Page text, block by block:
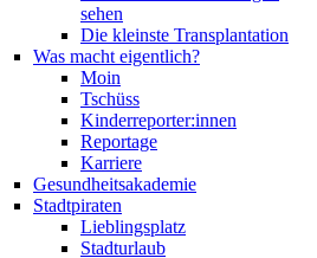
sehen
Die kleinste Transplantation
Was macht eigentlich?
Moin
Tschüss
Kinderreporter:innen
Reportage
Karriere
Gesundheitsakademie
Stadtpiraten
Lieblingsplatz
Stadturlaub